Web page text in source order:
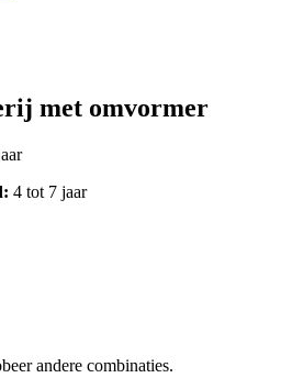
met omvormer
4 tot 7 jaar
andere combinaties.